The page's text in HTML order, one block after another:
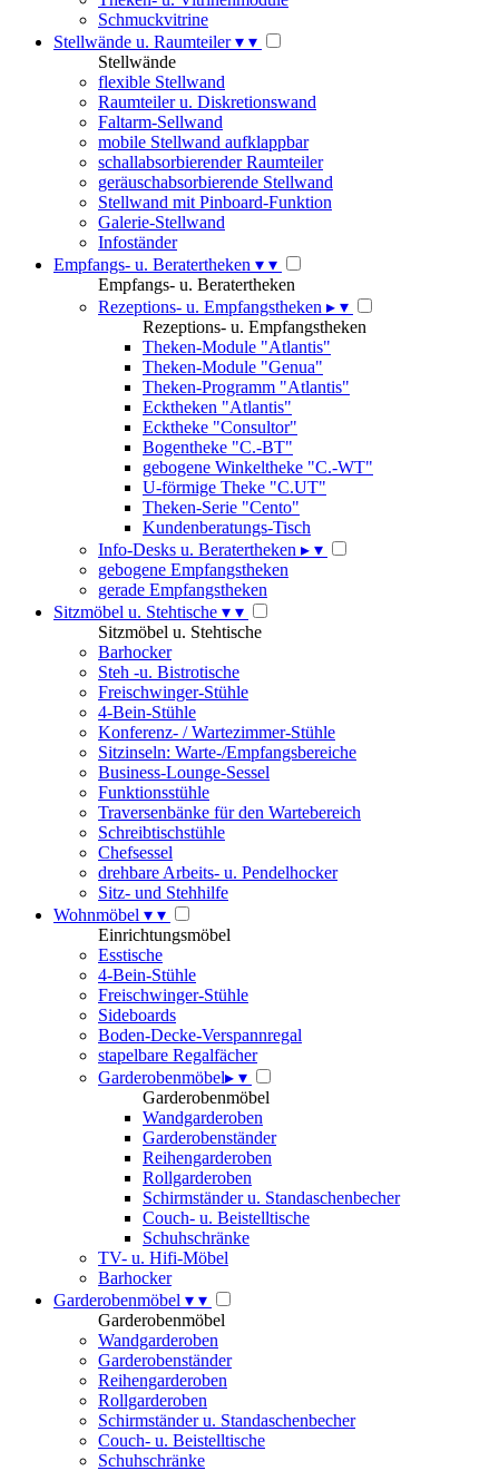
Schmuckvitrine
Stellwände u. Raumteiler▾ ▾
Stellwände
flexible Stellwand
Raumteiler u. Diskretionswand
Faltarm-Sellwand
mobile Stellwand aufklappbar
schallabsorbierender Raumteiler
geräuschabsorbierende Stellwand
Stellwand mit Pinboard-Funktion
Galerie-Stellwand
Infoständer
Empfangs- u. Beratertheken ▾ ▾
Empfangs- u. Beratertheken
Rezeptions- u. Empfangstheken ▸ ▾
Rezeptions- u. Empfangstheken
Theken-Module "Atlantis"
Theken-Module "Genua"
Theken-Programm "Atlantis"
Ecktheken "Atlantis"
Ecktheke "Consultor"
Bogentheke "C.-BT"
gebogene Winkeltheke "C.-WT"
U-förmige Theke "C.UT"
Theken-Serie "Cento"
Kundenberatungs-Tisch
Info-Desks u. Beratertheken ▸ ▾
gebogene Empfangstheken
gerade Empfangstheken
Sitzmöbel u. Stehtische ▾ ▾
Sitzmöbel u. Stehtische
Barhocker
Steh -u. Bistrotische
Freischwinger-Stühle
4-Bein-Stühle
Konferenz- / Wartezimmer-Stühle
Sitzinseln: Warte-/Empfangsbereiche
Business-Lounge-Sessel
Funktionsstühle
Traversenbänke für den Wartebereich
Schreibtischstühle
Chefsessel
drehbare Arbeits- u. Pendelhocker
Sitz- und Stehhilfe
Wohnmöbel ▾ ▾
Einrichtungsmöbel
Esstische
4-Bein-Stühle
Freischwinger-Stühle
Sideboards
Boden-Decke-Verspannregal
stapelbare Regalfächer
Garderobenmöbel▸ ▾
Garderobenmöbel
Wandgarderoben
Garderobenständer
Reihengarderoben
Rollgarderoben
Schirmständer u. Standaschenbecher
Couch- u. Beistelltische
Schuhschränke
TV- u. Hifi-Möbel
Barhocker
Garderobenmöbel ▾ ▾
Garderobenmöbel
Wandgarderoben
Garderobenständer
Reihengarderoben
Rollgarderoben
Schirmständer u. Standaschenbecher
Couch- u. Beistelltische
Schuhschränke